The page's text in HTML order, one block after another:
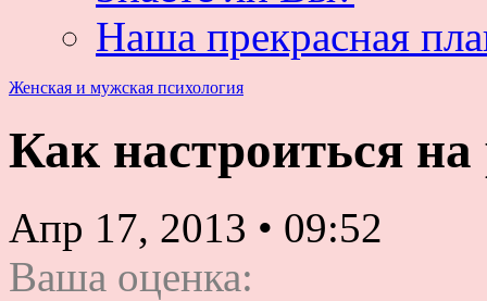
Наша прекрасная
Женская и мужская психология
Как настроиться
Апр 17, 2013 • 09:52
Ваша оценка: